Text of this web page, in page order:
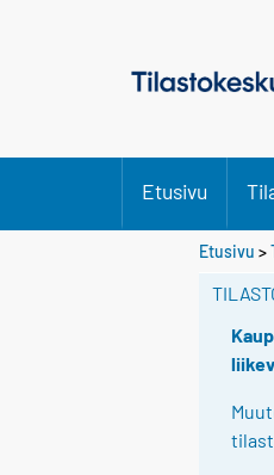
Etusivu
Etusivu >